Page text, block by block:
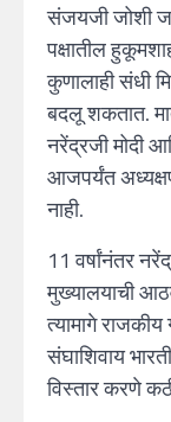
संजयजी जोशी
पक्षातील
कुणालाही संधी
बदलू शकतात.
नरेंद्रजी मोदी
आजपर्यंत
नाही.
11 वर्षांनंतर
मुख्यालयाची
त्यामागे
संघाशिवाय
विस्तार करणे